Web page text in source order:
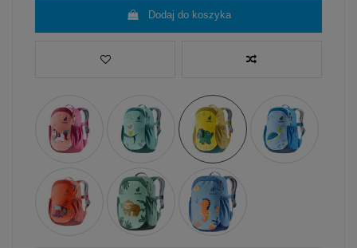
Dodaj do koszyka